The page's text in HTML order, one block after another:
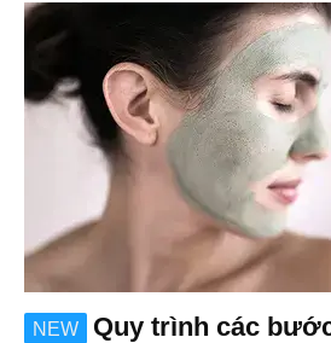
NEW
Quy trình các